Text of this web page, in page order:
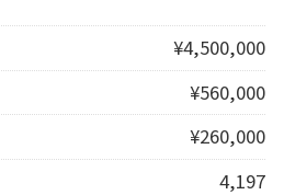
¥4,500,000
¥560,000
¥260,000
4,197